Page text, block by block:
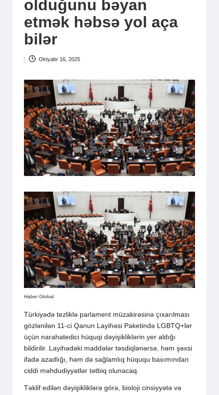
olduğunu bəyan
etmək həbsə yol aça
bilər
Oktyabr 16, 2025
Haber Global
Türkiyədə tezliklə parlament müzakirəsinə çıxarılması
gözlənilən 11-ci Qanun Layihəsi Paketində LGBTQ+lər
üçün narahatedici hüquqi dəyişikliklərin yer aldığı
bildirilir. Layihədəki maddələr təsdiqlənərsə, həm şəxsi
ifadə azadlığı, həm də sağlamlıq hüququ baxımından
ciddi məhdudiyyətlər tətbiq olunacaq.
Təklif edilən dəyişikliklərə görə, bioloji cinsiyyətə və